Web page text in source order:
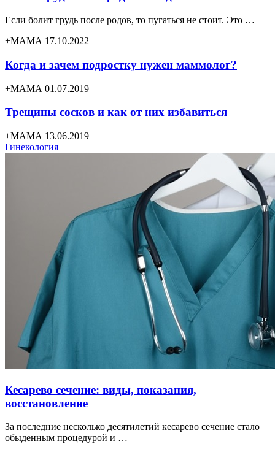
Если болит грудь после родов, то пугаться не стоит. Это …
+МАМА 17.10.2022
Когда и зачем подростку нужен маммолог?
+МАМА 01.07.2019
Трещины сосков и как от них избавиться
+МАМА 13.06.2019
Гинекология
Кесарево сечение: виды, показания,
восстановление
За последние несколько десятилетий кесарево сечение стало
обыденным процедурой и …